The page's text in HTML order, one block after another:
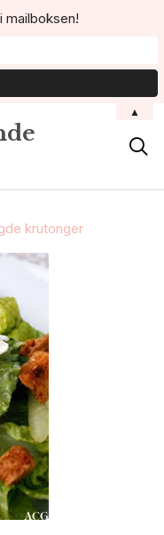

krutonger
mailboksen!
▲